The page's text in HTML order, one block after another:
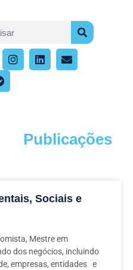
Publicações
Sociais e
Mestre em
dos negócios, incluindo
empresas, entidades e